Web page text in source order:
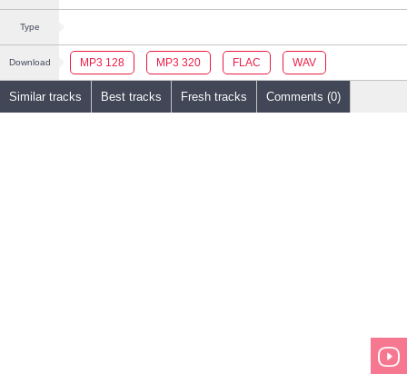
Type
Download MP3 128 MP3 320 FLAC WAV
Similar tracks Best tracks Fresh tracks Comments (0)